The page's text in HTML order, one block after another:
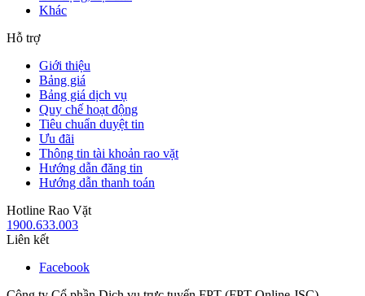
Khác
Hỗ trợ
Giới thiệu
Bảng giá
Bảng giá dịch vụ
Quy chế hoạt động
Tiêu chuẩn duyệt tin
Ưu đãi
Thông tin tài khoản rao vặt
Hướng dẫn đăng tin
Hướng dẫn thanh toán
Hotline Rao Vặt
1900.633.003
Liên kết
Facebook